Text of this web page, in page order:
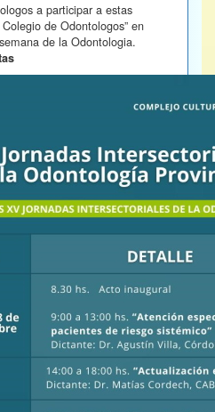
a participar a estas
de Odontologos” en
de la Odontologia.